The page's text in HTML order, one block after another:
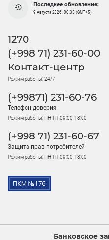
Последнее обновление:
9 Августа 2026, 00:35 (GMT+5)
1270
(+998 71) 231-60-00
Контакт-центр
Режим работы: 24/7
(+99871) 231-60-76
Телефон доверия
Режим работы: ПН-ПТ 09:00-18:00
(+998 71) 231-60-67
Защита прав потребителей
Режим работы: ПН-ПТ 09:00-18:00
Банковское